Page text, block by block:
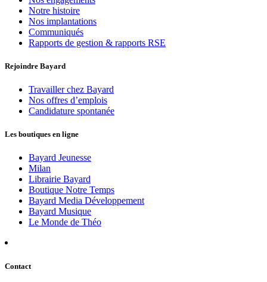
Notre histoire
Nos implantations
Communiqués
Rapports de gestion & rapports RSE
Rejoindre Bayard
Travailler chez Bayard
Nos offres d’emplois
Candidature spontanée
Les boutiques en ligne
Bayard Jeunesse
Milan
Librairie Bayard
Boutique Notre Temps
Bayard Media Développement
Bayard Musique
Le Monde de Théo
Contact